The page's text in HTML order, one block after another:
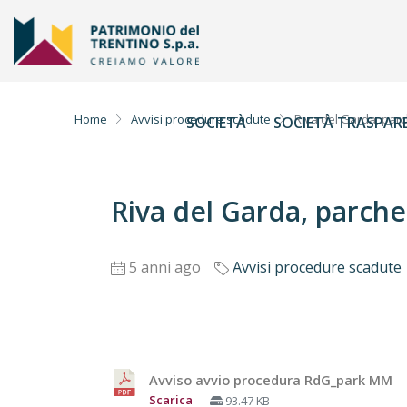
SOCIETÀ SOCIETÀ
Home Avvisi procedure scadute Riva del Garda,
Riva del Garda,
5 anni ago Avvisi procedure scadute
Avviso avvio procedura RdG_park MM
Scarica 93.47 KB